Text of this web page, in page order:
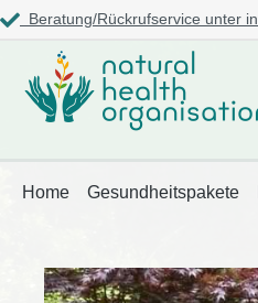
Zur
Beratung/Rückrufservice unter
Home Gesundheitspakete